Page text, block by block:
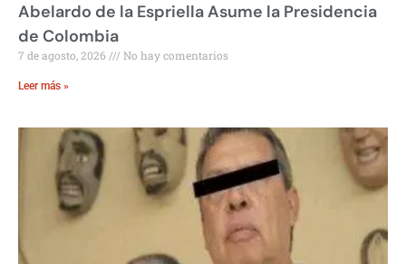
Abelardo de la Espriella Asume la Presidencia
de Colombia
7 de agosto, 2026 No hay comentarios
Leer más »